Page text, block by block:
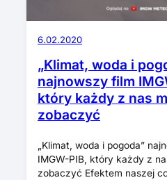
6.02.2020
„Klimat, woda i
najnowszy film
który każdy z nas
zobaczyć
„Klimat, woda i pogoda”
IMGW-PIB, który każdy z
zobaczyć Efektem naszej